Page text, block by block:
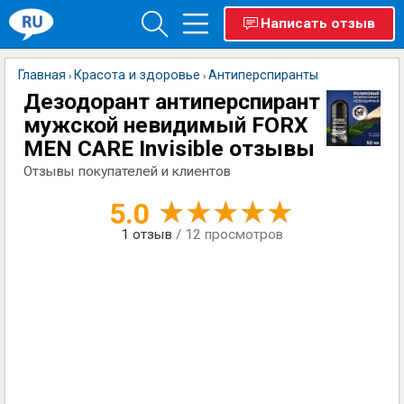
Написать отзыв
Главная › Красота и здоровье › Антиперспиранты
Дезодорант антиперспирант
мужской невидимый FORX
MEN CARE Invisible отзывы
Отзывы покупателей и клиентов
5.0
1 отзыв / 12 просмотров